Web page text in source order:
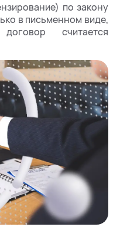
по закону
в письменном виде,
считается